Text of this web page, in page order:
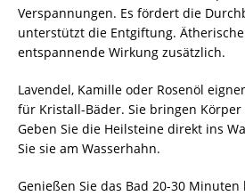
Verspannungen. Es fördert die
unterstützt die Entgiftung.
entspannende Wirkung zusätzlich.
Lavendel, Kamille oder Rosenöl
für Kristall-Bäder. Sie bringen
Geben Sie die Heilsteine direkt ins
Sie sie am Wasserhahn.
Genießen Sie das Bad 20-30 Minuten